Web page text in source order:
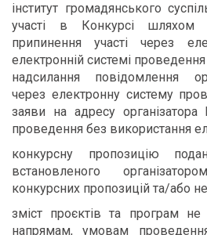
інститут громадянського
участі в Конкурсі шляхом
припинення участі через
електронній системі
надсилання повідомлення
через електронну систему
заяви на адресу
проведення без використання
конкурсну пропозицію
встановленого
конкурсних пропозицій та/або
зміст проєктів та програм не
напрямам, умовам